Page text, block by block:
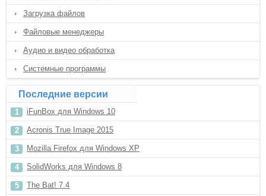
Загрузка файлов
Файловые менеджеры
Аудио и видео обработка
Системные программы
Последние версии
iFunBox для Windows 10
Acronis True Image 2015
Mozilla Firefox для Windows XP
SolidWorks для Windows 8
The Bat! 7.4